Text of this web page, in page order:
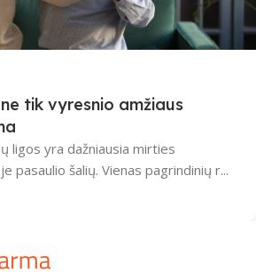
tik vyresnio amžiaus
ligos yra dažniausia mirties
pasaulio šalių. Vienas pagrindinių r...